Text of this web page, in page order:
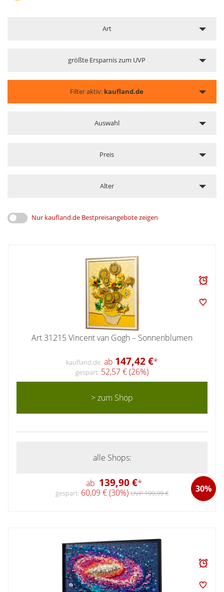
Art
größte Ersparnis zum UVP
Filter aktiv: kaufland.de
Auswahl
Preis
Alter
Nur kaufland.de Bestpreisangebote zeigen
Art 31215 Vincent van Gogh – Sonnenblumen
kaufland.de: ab 147,42 €*
gespart: 52,57 € (26%)
> zum Shop
alle Shops:
ab 139,90 €* 30%
gespart: 60,09 € (30%) UVP 199,99 €